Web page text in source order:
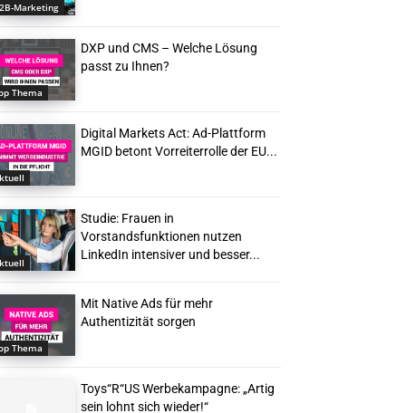
Marketing
Thema
DXP und CMS – Welche Lösung
passt zu Ihnen?
Digital Markets Act: Ad-Plattform
MGID betont Vorreiterrolle der EU...
Studie: Frauen in
Vorstandsfunktionen nutzen
LinkedIn intensiver und besser...
Thema
Mit Native Ads für mehr
Authentizität sorgen
Toys“R“US Werbekampagne: „Artig
sein lohnt sich wieder!“